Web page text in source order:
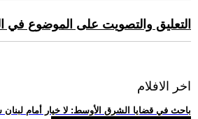
التعليق والتصويت على الموضوع في
اخر الافلام
.. باحث في قضايا الشرق الأوسط: لا خيار أمام